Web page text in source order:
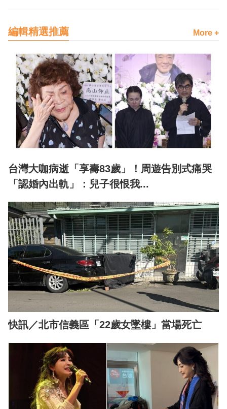
編輯精選推薦 More +
台灣大咖病逝「享壽83歲」！周遊告別式痛哭
「認婚內出軌」：兒子很恨我...
快訊／北市信義區「22歲女墜樓」當場死亡